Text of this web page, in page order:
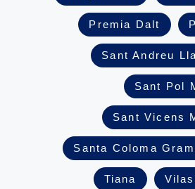
Premia Dalt
Sant Andreu
Sant Pol
Sant Vicens
Santa Coloma
Tiana